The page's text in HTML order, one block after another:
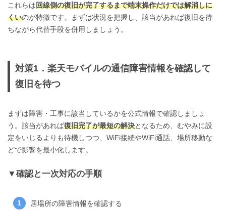
これらは回線側の復旧が完了するまで端末操作だけでは解消しに
くいのが特徴です。まずは状況を把握し、該当があれば復旧を待
ちながら代替手段を併用しましょう。
対策1．楽天モバイルの通信障害情報を確認して
復旧を待つ
まずは障害・工事に該当しているかを公式情報で確認しましょ
う。該当があれば復旧完了が最短の解決となるため、むやみに設
定をいじるよりも待機しつつ、WiFi接続やWiFi通話、場所移動な
どで影響を最小化します。
確認と一次対応の手順
居場所の障害情報を確認する